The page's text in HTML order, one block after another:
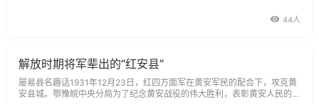
44人
解放时期将军辈出的“红安县”
屡易县名趣话1931年12月23日，红四方面军在黄安军民的配合下，攻克黄
安县城。鄂豫皖中央分局为了纪念黄安战役的伟大胜利，表彰黄安人民的革